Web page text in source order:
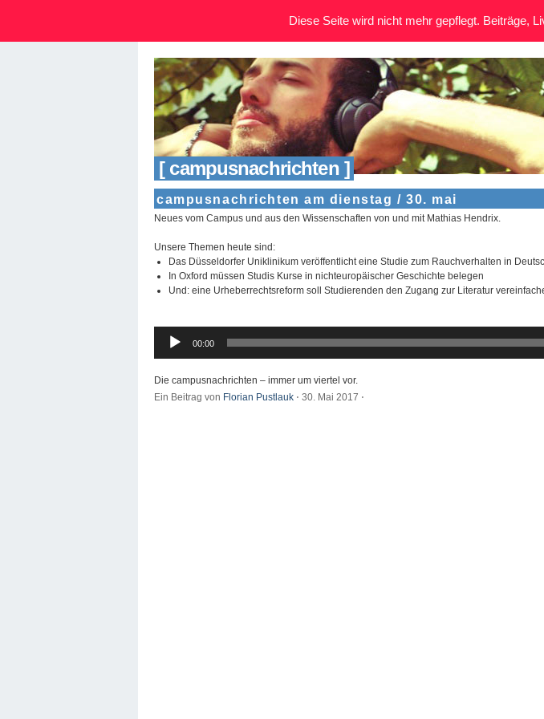
[ campusnachrichten ]
campusnachrichten am dienstag / 30. mai
Neues vom Campus und aus den Wissenschaften von und mit Mathias Hendrix.
Unsere Themen heute sind:
Das Düsseldorfer Uniklinikum veröffentlicht eine Studie zum Rauchverhalten in
In Oxford müssen Studis Kurse in nichteuropäischer Geschichte belegen
Und: eine Urheberrechtsreform soll Studierenden den Zugang zur Literatur
Audio-
Player
00:00
Die campusnachrichten – immer um viertel vor.
Ein Beitrag von Florian Pustlauk ⋅ 30. Mai 2017 ⋅
Diese Seite wird nicht mehr gepflegt. Beiträge,